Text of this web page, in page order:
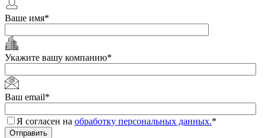
Ваше имя*
Укажите вашу компанию*
Ваш email*
Я согласен на обработку персональных данных.*